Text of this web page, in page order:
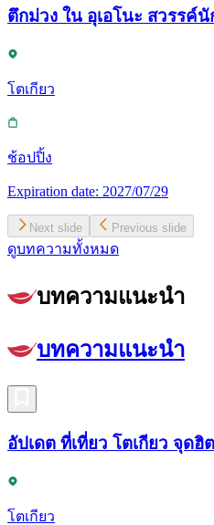
ตึกม่วง ใน อุเอโนะ สวรรค์
โตเกียว
ช้อปปิ้ง
Expiration date: 2027/07/29
Next slide Previous slide
ดูบทความทั้งหมด
บทความแนะนำ
บทความแนะนำ
อัปเดต ที่เที่ยว โตเกียว จุดฮิ
โตเกียว